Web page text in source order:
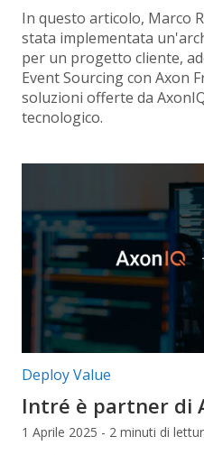
In questo articolo, Marco
stata implementata
per un progetto cliente,
Event Sourcing con Axon
soluzioni offerte da
tecnologico.
Categorie articolo:
Deploy Value
Intré è partner di
1 Aprile 2025 - 2 minuti di